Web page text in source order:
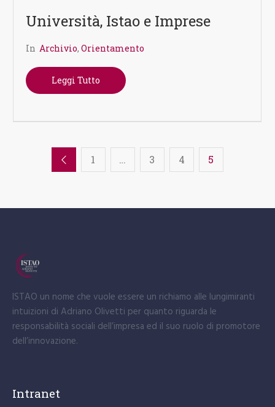
Università, Istao e Imprese
In Archivio, Orientamento
Leggi Tutto
1 … 3 4 5
ISTAO un nome che vuole essere un richiamo alle lungimiranti
intuizioni di Adriano Olivetti per quanto riguarda le
responsabilità sociali dell’impresa ed il suo ruolo di promotore
dell’innovazione.
Intranet